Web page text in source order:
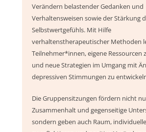
Verändern belastender Gedanken und
Verhaltensweisen sowie der Stärkung
Selbstwertgefühls. Mit Hilfe
verhaltenstherapeutischer Methoden
Teilnehmer*innen, eigene Ressourcen
und neue Strategien im Umgang mit
depressiven Stimmungen zu
Die Gruppensitzungen fördern nicht
Zusammenhalt und gegenseitige
sondern geben auch Raum,